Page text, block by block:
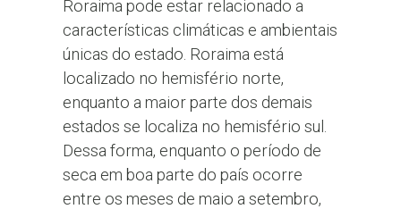
Roraima pode estar relacionado a
características climáticas e ambientais
únicas do estado. Roraima está
localizado no hemisfério norte,
enquanto a maior parte dos demais
estados se localiza no hemisfério sul.
Dessa forma, enquanto o período de
seca em boa parte do país ocorre
entre os meses de maio a setembro,